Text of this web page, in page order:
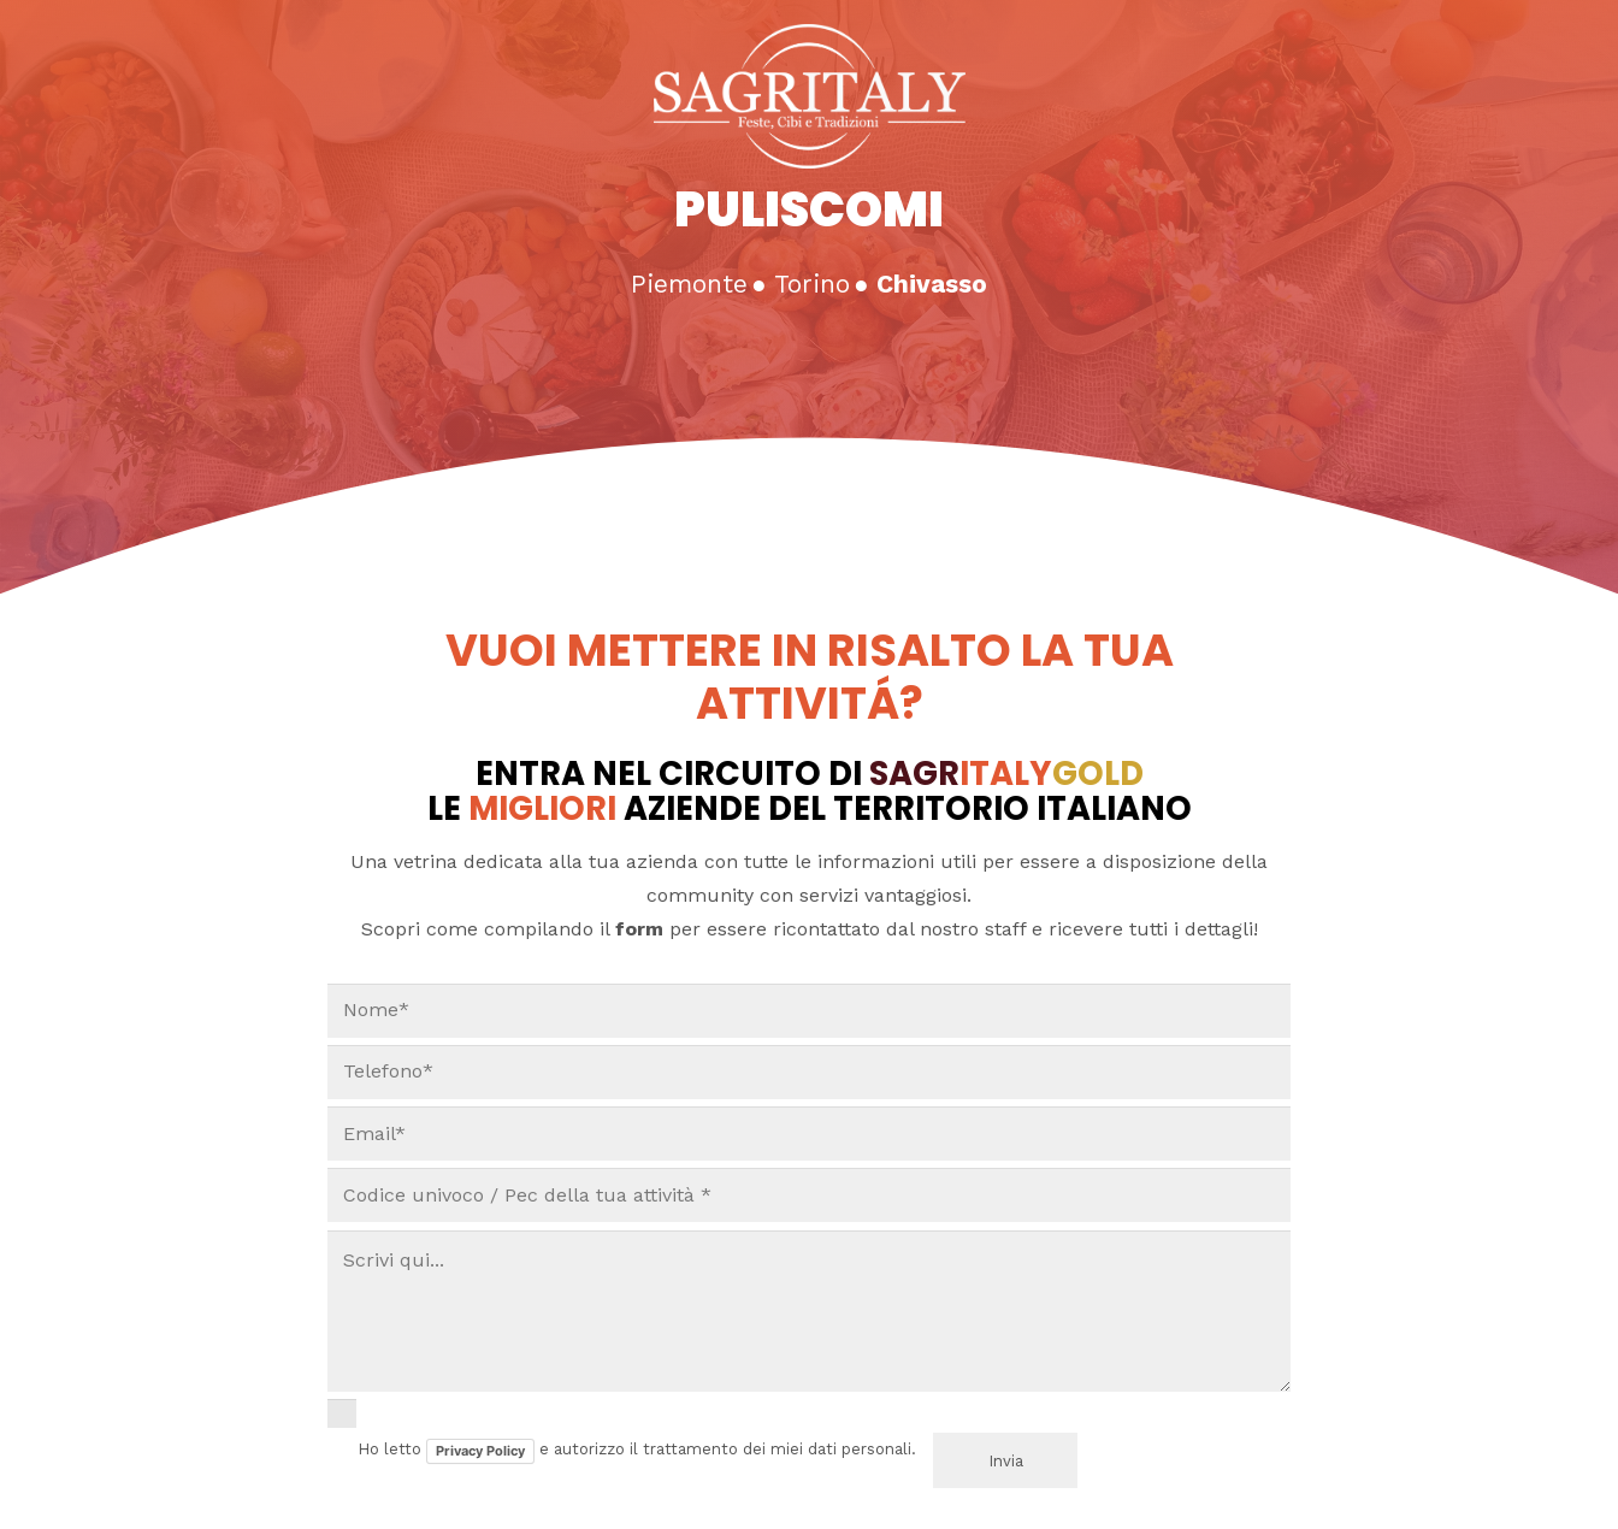
PULISCOMI
Piemonte● Torino ● Chivasso
VUOI METTERE IN RISALTO LA TUA
ATTIVITÁ?
ENTRA NEL CIRCUITO DI SAGRITALYGOLD
LE MIGLIORIAZIENDE DEL TERRITORIO ITALIANO
Una vetrina dedicata alla tua azienda con tutte le informazioni utili per essere a disposizione della
community con servizi vantaggiosi.
Scopri come compilando il form per essere ricontattato dal nostro staff e ricevere tutti i dettagli!
Ho letto Privacy Policy e autorizzo il trattamento dei miei dati personali.